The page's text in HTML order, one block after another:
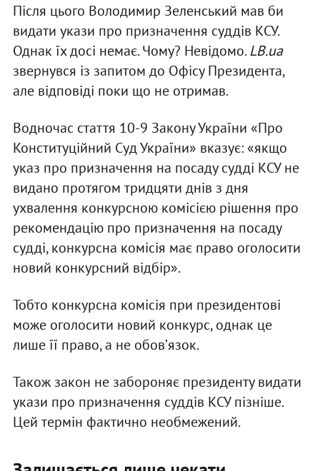
Після цього Володимир Зеленський мав би
видати укази про призначення суддів КСУ.
Однак їх досі немає. Чому? Невідомо.LB.ua
звернувся із запитом до Офісу Президента,
але відповіді поки що не отримав.
Водночас стаття 10-9 Закону України «Про
Конституційний Суд України» вказує: «якщо
указ про призначення на посаду судді КСУ не
видано протягом тридцяти днів з дня
ухвалення конкурсною комісією рішення про
рекомендацію про призначення на посаду
судді, конкурсна комісія має право оголосити
новий конкурсний відбір».
Тобто конкурсна комісія при президентові
може оголосити новий конкурс, однак це
лише її право, а не обовʼязок.
Також закон не забороняє президенту видати
укази про призначення суддів КСУ пізніше.
Цей термін фактично необмежений.